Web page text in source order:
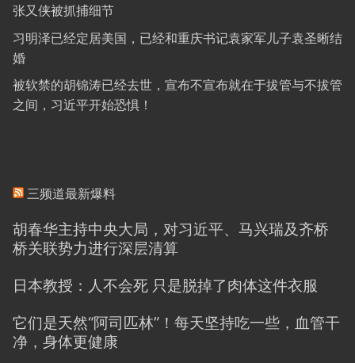
张又侠被抓捕细节
习明泽已经定居美国，已经和重庆书记袁家军儿子袁圣晰结
婚
被软禁的胡锦涛已经去世，宣布不宣布就在于拔管与不拔管
之间，习近平开始恐惧！
三频道最新爆料
胡春华主持中央大局，对习近平、马兴瑞及齐桥
桥关联势力进行深层清算
日本教授：人不会死 只是脱掉了肉体这件衣服
它们是天然“阿司匹林”！每天坚持吃一些，血管干
净，身体更健康